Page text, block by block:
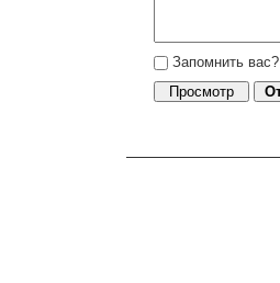
Запомнить вас?